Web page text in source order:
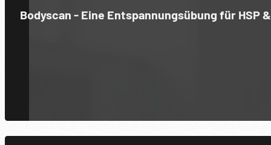
Bodyscan - Eine Entspannungsübung für HSP